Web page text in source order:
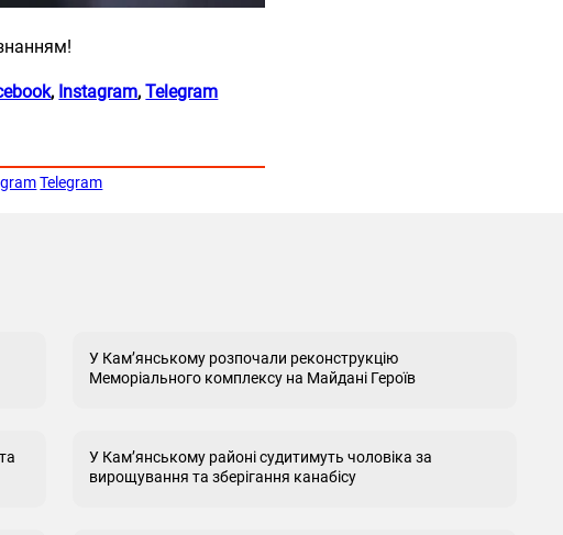
, Instagram, Telegram
Telegram
У Кам’янському розпочали реконструкцію
Меморіального комплексу на Майдані Героїв
У Кам’янському районі судитимуть чоловіка за
вирощування та зберігання канабісу